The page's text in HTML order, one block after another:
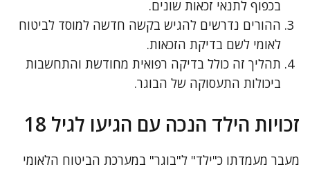
בכפוף לתנאי זכאות שונים.
ההורים נדרשים להגיש בקשה חדשה למוסד לביטוח
לאומי לשם בדיקת הזכאות.
תהליך זה כולל בדיקה רפואית מחודשת והתחשבות
ביכולות התעסוקה של הבוגר.
זכויות הילד הנכה עם הגיעו לגיל 18
מעבר מעמדתו כ"ילד" ל"בוגר" במערכת הביטוח הלאומי